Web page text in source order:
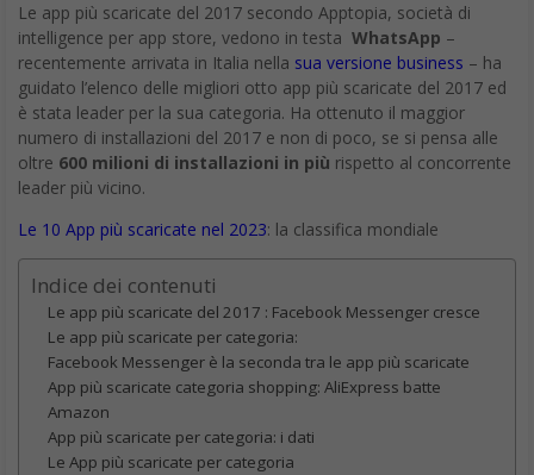
Le app più scaricate del 2017 secondo Apptopia, società di
intelligence per app store, vedono in testa WhatsApp –
recentemente arrivata in Italia nella sua versione business – ha
guidato l’elenco delle migliori otto app più scaricate del 2017 ed
è stata leader per la sua categoria. Ha ottenuto il maggior
numero di installazioni del 2017 e non di poco, se si pensa alle
oltre 600 milioni di installazioni in più rispetto al concorrente
leader più vicino.
Le 10 App più scaricate nel 2023: la classifica mondiale
Indice dei contenuti
Le app più scaricate del 2017 : Facebook Messenger cresce
Le app più scaricate per categoria:
Facebook Messenger è la seconda tra le app più scaricate
App più scaricate categoria shopping: AliExpress batte
Amazon
App più scaricate per categoria: i dati
Le App più scaricate per categoria